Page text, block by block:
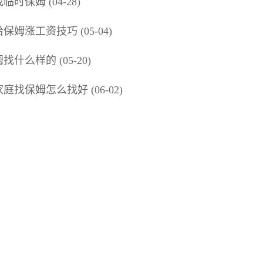
保姆涨工资技巧 (05-04)
找什么样的 (05-20)
庭找保姆怎么找好 (06-02)